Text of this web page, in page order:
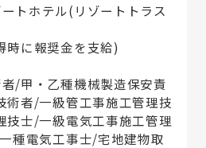
トホテル(リゾートトラス
時に報奨金を支給)
/甲・乙種機械製造保安責
術者/一級管工事施工管理技
技士/一級電気工事施工管理
種電気工事士/宅地建物取